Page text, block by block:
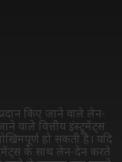
किए जाने वाले लेन-
वाले वित्तीय इंस्ट्रुमेंट्स
हो सकती है। यदि
के साथ लेन-देन करते